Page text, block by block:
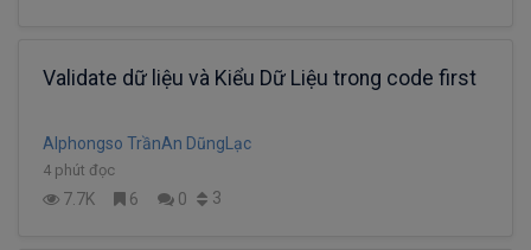
Validate dữ liệu và Kiểu Dữ Liệu trong code first
Alphongso TrầnAn DũngLạc
4 phút đọc
7.7K 6 0 3